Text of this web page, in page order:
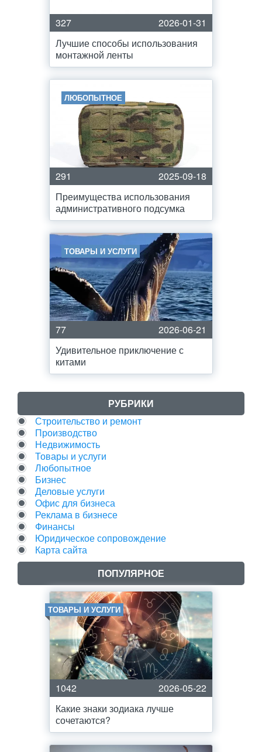
327
2026-01-31
Лучшие способы использования
монтажной ленты
ЛЮБОПЫТНОЕ
291
2025-09-18
Преимущества использования
административного подсумка
ТОВАРЫ И УСЛУГИ
77
2026-06-21
Удивительное приключение с
китами
РУБРИКИ
Строительство и ремонт
Производство
Недвижимость
Товары и услуги
Любопытное
Бизнес
Деловые услуги
Офис для бизнеса
Реклама в бизнесе
Финансы
Юридическое сопровождение
Карта сайта
ПОПУЛЯРНОЕ
ТОВАРЫ И УСЛУГИ
1042
2026-05-22
Какие знаки зодиака лучше
сочетаются?